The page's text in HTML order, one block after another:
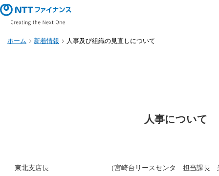
ホーム 新着情報 人事及び組織の見直しについて
人事について
東北支店長 （宮崎台リースセンタ 担当課長